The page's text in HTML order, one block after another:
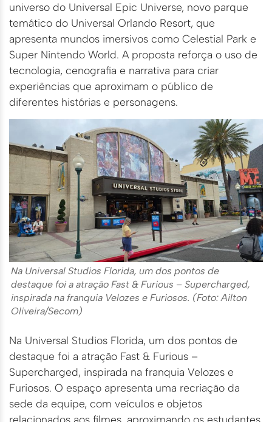
universo do Universal Epic Universe, novo parque
temático do Universal Orlando Resort, que
apresenta mundos imersivos como Celestial Park e
Super Nintendo World. A proposta reforça o uso de
tecnologia, cenografia e narrativa para criar
experiências que aproximam o público de
diferentes histórias e personagens.
Na Universal Studios Florida, um dos pontos de
destaque foi a atração Fast & Furious – Supercharged,
inspirada na franquia Velozes e Furiosos. (Foto: Ailton
Oliveira/Secom)
Na Universal Studios Florida, um dos pontos de
destaque foi a atração Fast & Furious –
Supercharged, inspirada na franquia Velozes e
Furiosos. O espaço apresenta uma recriação da
sede da equipe, com veículos e objetos
relacionados aos filmes, aproximando os estudantes